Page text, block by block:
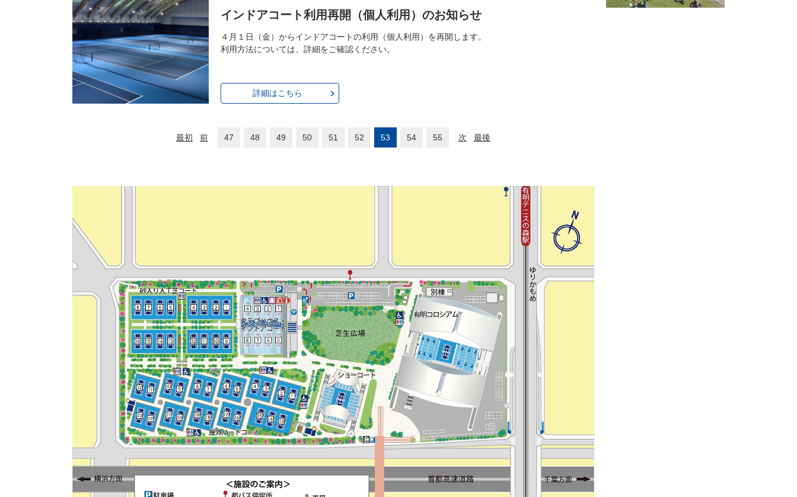
インドアコート利用再開（個人利用）のお知らせ
４月１日（金）からインドアコートの利用（個人利用）を再開します。
利用方法については、詳細をご確認ください。
詳細はこちら
最初 前 47 48 49 50 51 52 53 54 55 次 最後